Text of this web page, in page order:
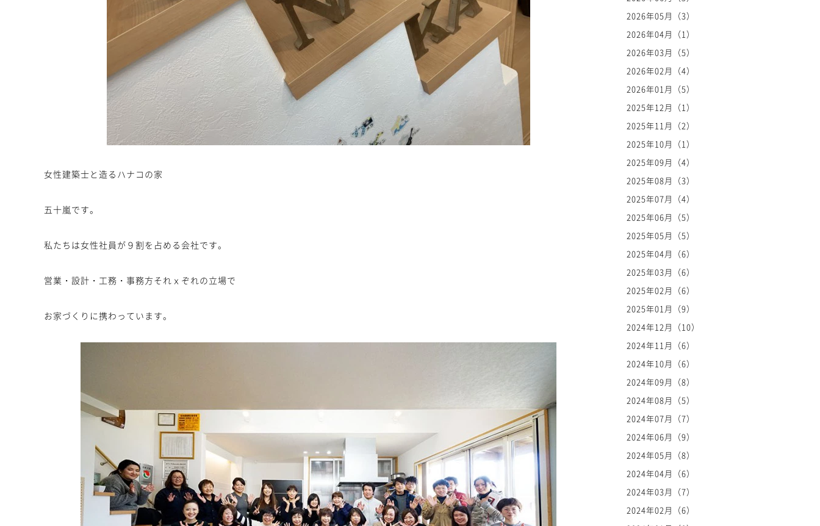
女性建築士と造るハナコの家
五十嵐です。
私たちは女性社員が９割を占める会社です。
営業・設計・工務・事務方それｘぞれの立場で
お家づくりに携わっています。
2026年05月（3）
2026年04月（1）
2026年03月（5）
2026年02月（4）
2026年01月（5）
2025年12月（1）
2025年11月（2）
2025年10月（1）
2025年09月（4）
2025年08月（3）
2025年07月（4）
2025年06月（5）
2025年05月（5）
2025年04月（6）
2025年03月（6）
2025年02月（6）
2025年01月（9）
2024年12月（10）
2024年11月（6）
2024年10月（6）
2024年09月（8）
2024年08月（5）
2024年07月（7）
2024年06月（9）
2024年05月（8）
2024年04月（6）
2024年03月（7）
2024年02月（6）